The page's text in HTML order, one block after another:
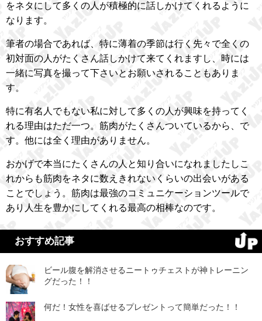
をネタにして多くの人が積極的に話しかけてくれるように
なります。
筆者の場合であれば、特に薄着の季節は行く先々で全くの
初対面の人がたくさん話しかけて来てくれますし、時には
一緒に写真を撮って下さいとお願いされることもありま
す。
特に有名人でもない私に対して多くの人が興味を持ってく
れる理由はただ一つ。筋肉がたくさんついているから、で
す。他には全く理由がありません。
おかげで本当にたくさんの人と知り合いになれましたしこ
れからも筋肉をネタに数えきれないくらいの出会いがある
ことでしょう。筋肉は最強のコミュニケーションツールで
あり人生を豊かにしてくれる最高の相棒なのです。
おすすめ記事
ビール腹を解消させるニートゥチェストが神トレーニン
グだった！！
何だ！女性を喜ばせるプレゼントって簡単だった！！